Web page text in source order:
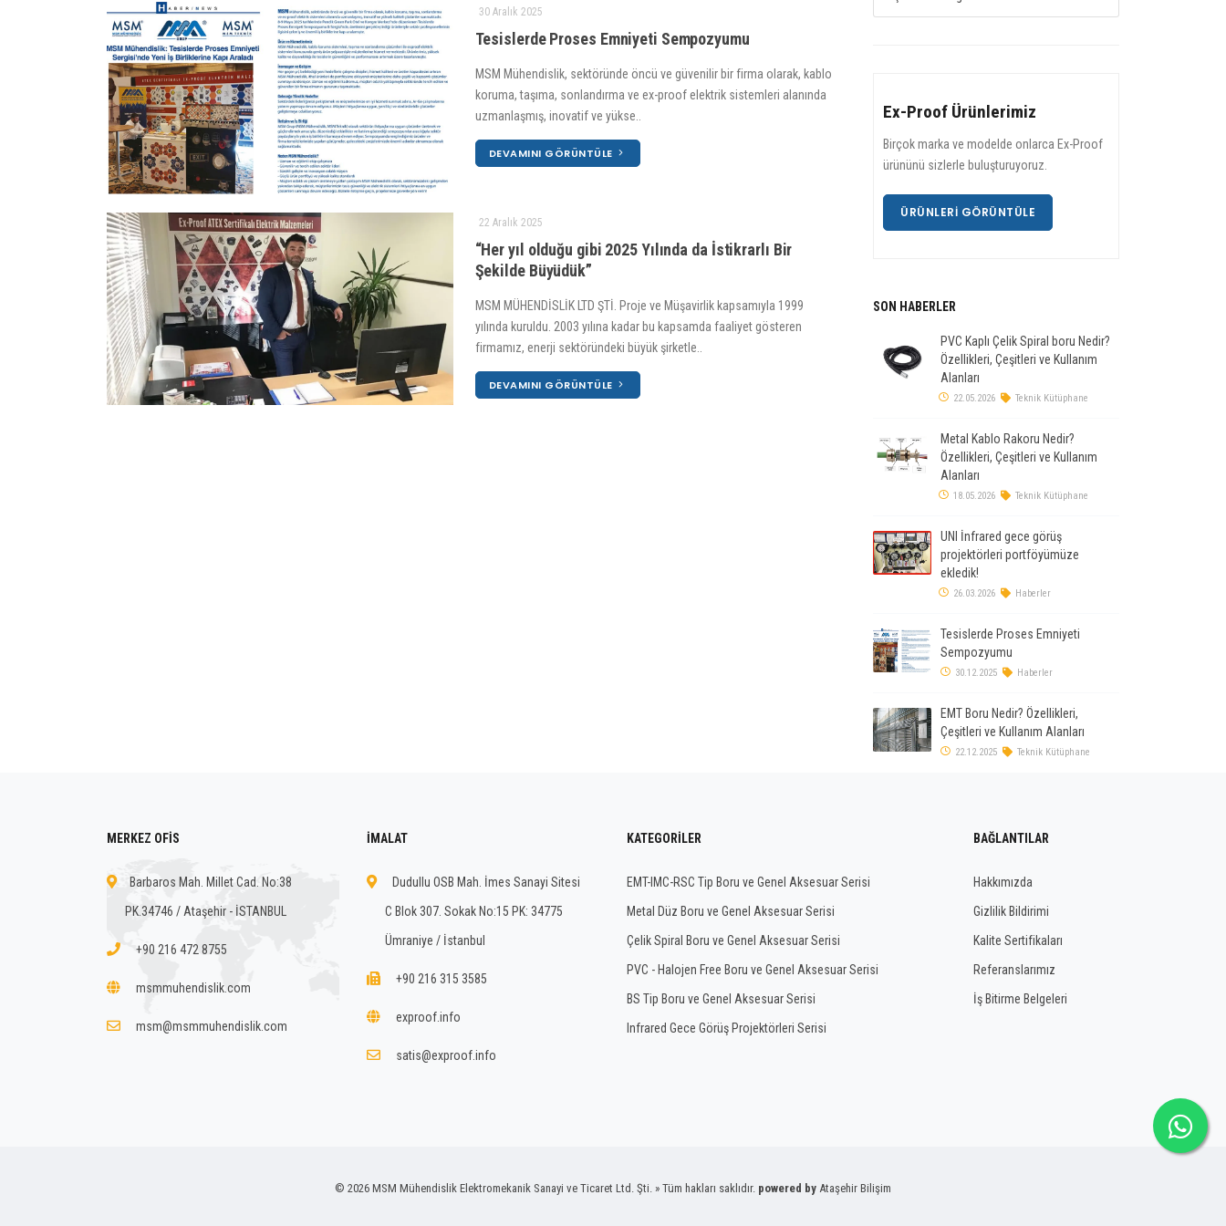
30 Aralık 2025
Tesislerde Proses Emniyeti Sempozyumu
MSM Mühendislik, sektöründe öncü ve güvenilir bir firma olarak, kablo
koruma, taşıma, sonlandırma ve ex-proof elektrik sistemleri alanında
uzmanlaşmış, inovatif ve yükse..
DEVAMINI GÖRÜNTÜLE
22 Aralık 2025
“Her yıl olduğu gibi 2025 Yılında da İstikrarlı Bir
Şekilde Büyüdük”
MSM MÜHENDİSLİK LTD ŞTİ. Proje ve Müşavirlik kapsamıyla 1999
yılında kuruldu. 2003 yılına kadar bu kapsamda faaliyet gösteren
firmamız, enerji sektöründeki büyük şirketle..
DEVAMINI GÖRÜNTÜLE
Ex-Proof Ürünlerimiz
Birçok marka ve modelde onlarca Ex-Proof
ürününü sizlerle buluşturuyoruz.
ÜRÜNLERI GÖRÜNTÜLE
SON HABERLER
PVC Kaplı Çelik Spiral boru Nedir?
Özellikleri, Çeşitleri ve Kullanım
Alanları
22.05.2026 Teknik Kütüphane
Metal Kablo Rakoru Nedir?
Özellikleri, Çeşitleri ve Kullanım
Alanları
18.05.2026 Teknik Kütüphane
UNI İnfrared gece görüş
projektörleri portföyümüze
ekledik!
26.03.2026 Haberler
Tesislerde Proses Emniyeti
Sempozyumu
30.12.2025 Haberler
EMT Boru Nedir? Özellikleri,
Çeşitleri ve Kullanım Alanları
22.12.2025 Teknik Kütüphane
MERKEZ OFİS
Barbaros Mah. Millet Cad. No:38
PK.34746 / Ataşehir - İSTANBUL
+90 216 472 8755
msmmuhendislik.com
msm@msmmuhendislik.com
İMALAT
Dudullu OSB Mah. İmes Sanayi Sitesi
C Blok 307. Sokak No:15 PK: 34775
Ümraniye / İstanbul
+90 216 315 3585
exproof.info
satis@exproof.info
KATEGORILER
EMT-IMC-RSC Tip Boru ve Genel Aksesuar Serisi
Metal Düz Boru ve Genel Aksesuar Serisi
Çelik Spiral Boru ve Genel Aksesuar Serisi
PVC - Halojen Free Boru ve Genel Aksesuar Serisi
BS Tip Boru ve Genel Aksesuar Serisi
Infrared Gece Görüş Projektörleri Serisi
BAĞLANTILAR
Hakkımızda
Gizlilik Bildirimi
Kalite Sertifikaları
Referanslarımız
İş Bitirme Belgeleri
© 2026 MSM Mühendislik Elektromekanik Sanayi ve Ticaret Ltd. Şti. » Tüm hakları saklıdır. powered by Ataşehir Bilişim